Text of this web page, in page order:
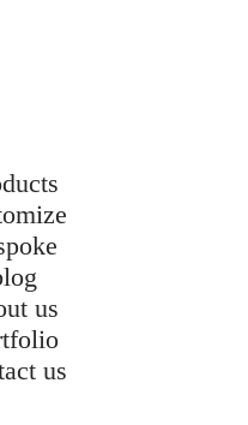
us
us
table
furniture
hanger
bed
table